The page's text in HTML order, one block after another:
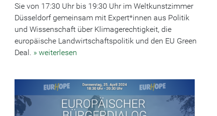
Sie von 17:30 Uhr bis 19:30 Uhr im Weltkunstzimmer
Düsseldorf gemeinsam mit Expert*innen aus Politik
und Wissenschaft über Klimagerechtigkeit, die
europäische Landwirtschaftspolitik und den EU Green
Deal. » weiterlesen